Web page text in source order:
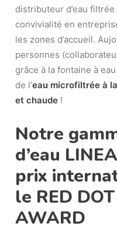
distributeur d’eau
convivialité en
les zones d’accueil.
personnes
grâce à la fontaine à
de l’eau microfiltrée à
et chaude !
Notre
d’eau
prix
le RED
AWARD